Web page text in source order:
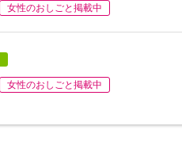
女性のおしごと掲載中
女性のおしごと掲載中